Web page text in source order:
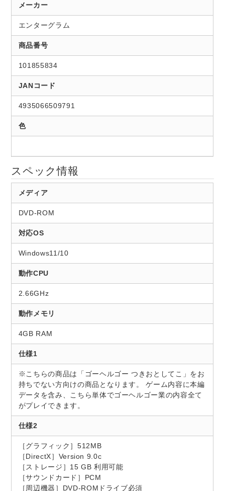
メーカー
エンターグラム
商品番号
101855834
JANコード
4935066509791
色
スペック情報
メディア
DVD-ROM
対応OS
Windows11/10
動作CPU
2.66GHz
動作メモリ
4GB RAM
仕様1
※こちらの商品は「ゴーヘルゴー つきおとしてこ」をお
持ちでない方向けの商品となります。 ゲーム内容に本編
データを含み、こちら単体でゴーヘルゴー業の内容全て
がプレイできます。
仕様2
［グラフィック］512MB
［DirectX］Version 9.0c
［ストレージ］15 GB 利用可能
［サウンドカード］PCM
［周辺機器］DVD-ROMドライブ必須